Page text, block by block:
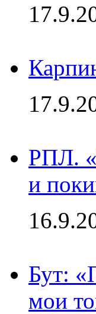
РПЛ.
и
Бут:
мои